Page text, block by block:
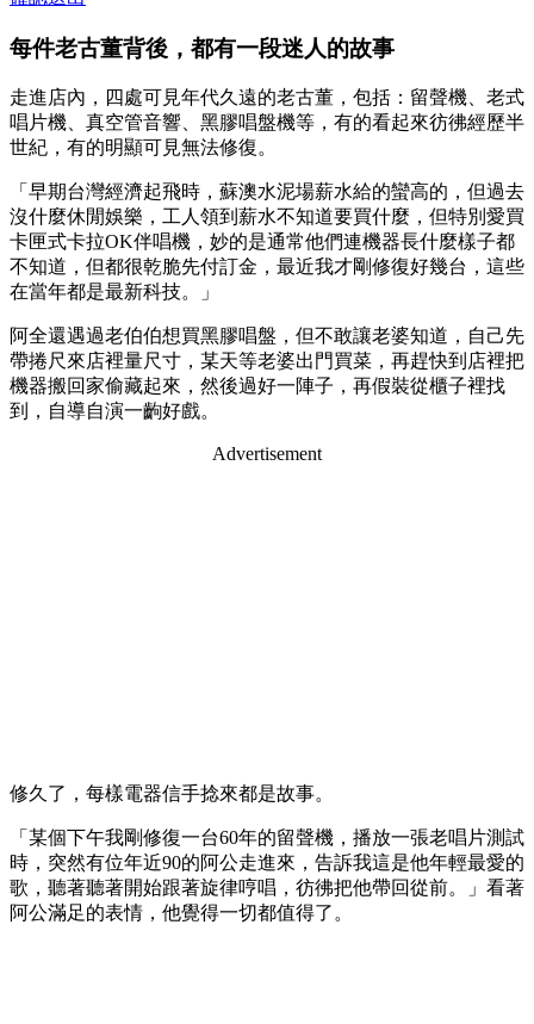
每件老古董背後，都有一段迷人的故事
走進店內，四處可見年代久遠的老古董，包括：留聲機、老式
唱片機、真空管音響、黑膠唱盤機等，有的看起來彷彿經歷半
世紀，有的明顯可見無法修復。
「早期台灣經濟起飛時，蘇澳水泥場薪水給的蠻高的，但過去
沒什麼休閒娛樂，工人領到薪水不知道要買什麼，但特別愛買
卡匣式卡拉OK伴唱機，妙的是通常他們連機器長什麼樣子都
不知道，但都很乾脆先付訂金，最近我才剛修復好幾台，這些
在當年都是最新科技。」
阿全還遇過老伯伯想買黑膠唱盤，但不敢讓老婆知道，自己先
帶捲尺來店裡量尺寸，某天等老婆出門買菜，再趕快到店裡把
機器搬回家偷藏起來，然後過好一陣子，再假裝從櫃子裡找
到，自導自演一齣好戲。
Advertisement
修久了，每樣電器信手捻來都是故事。
「某個下午我剛修復一台60年的留聲機，播放一張老唱片測試
時，突然有位年近90的阿公走進來，告訴我這是他年輕最愛的
歌，聽著聽著開始跟著旋律哼唱，彷彿把他帶回從前。」看著
阿公滿足的表情，他覺得一切都值得了。